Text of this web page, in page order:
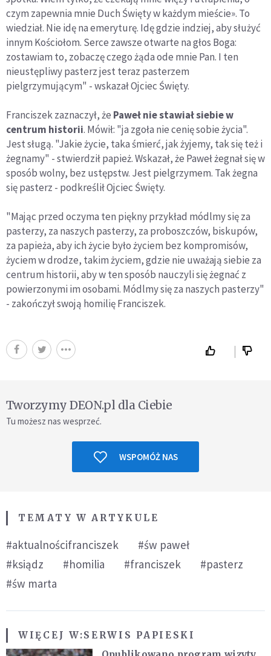
czym zapewnia mnie Duch Święty w każdym mieście». To
wiedział. Nie idę na emeryturę. Idę gdzie indziej, aby służyć
innym Kościołom. Serce zawsze otwarte na głos Boga:
zostawiam to, zobaczę czego żąda ode mnie Pan. I ten
nieustępliwy pasterz jest teraz pasterzem
pielgrzymującym" - wskazał Ojciec Święty.
Franciszek zaznaczył, że Paweł nie stawiał siebie w
centrum historii. Mówił: "ja zgoła nie cenię sobie życia".
Jest sługą. "Jakie życie, taka śmierć, jak żyjemy, tak się też i
żegnamy" - stwierdził papież. Wskazał, że Paweł żegnał się w
sposób wolny, bez ustępstw. Jest pielgrzymem. Tak żegna
się pasterz - podkreślił Ojciec Święty.
"Mając przed oczyma ten piękny przykład módlmy się za
pasterzy, za naszych pasterzy, za proboszczów, biskupów,
za papieża, aby ich życie było życiem bez kompromisów,
życiem w drodze, takim życiem, gdzie nie uważają siebie za
centrum historii, aby w ten sposób nauczyli się żegnać z
powierzonymi im osobami. Módlmy się za naszych pasterzy"
- zakończył swoją homilię Franciszek.
Tworzymy DEON.pl dla Ciebie
Tu możesz nas wesprzeć.
WSPOMÓŻ NAS
TEMATY W ARTYKULE
#aktualnościfranciszek
#św paweł
#ksiądz
#homilia #franciszek
#pasterz
#św marta
WIĘCEJ W:SERWIS PAPIESKI